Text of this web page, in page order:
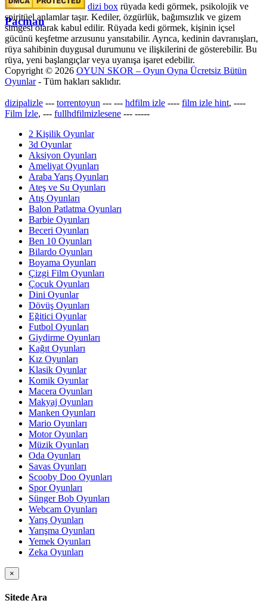
Pacman
dizi box rüyada kedi görmek​, psikolojik ve
spiritüel anlamlar taşır. Kediler, özgürlük, bağımsızlık ve gizem
simgesi olarak kabul edilir. Rüyada kedi görmek, kişinin içsel
gücünü keşfetme arzusunu yansıtabilir. Ayrıca, kedinin davranışları,
rüya sahibinin duygusal durumunu ve ilişkilerini de gösterebilir. Bu
rüya, yeni başlangıçlar veya uyanışa işaret edebilir.
Copyright © 2026 OYUN SKOR – Oyun Oyna Ücretsiz Bütün
Oyunlar- Tüm hakları saklıdır.
dizipalizle --- torrentoyun --- --- hdfilm izle ---- film izle hint, ----
Film İzle, --- fullhdfilmizlesene --- -----
2 Kişilik Oyunlar
3d Oyunlar
Aksiyon Oyunları
Ameliyat Oyunları
Araba Yarış Oyunları
Ateş ve Su Oyunları
Atış Oyunları
Balon Patlatma Oyunları
Barbie Oyunları
Beceri Oyunları
Ben 10 Oyunları
Bilardo Oyunları
Boyama Oyunları
Çizgi Film Oyunları
Çocuk Oyunları
Dini Oyunlar
Dövüş Oyunları
Eğitici Oyunlar
Futbol Oyunları
Giydirme Oyunları
Kağıt Oyunları
Kız Oyunları
Klasik Oyunlar
Komik Oyunlar
Macera Oyunları
Makyaj Oyunları
Manken Oyunları
Mario Oyunları
Motor Oyunları
Müzik Oyunları
Oda Oyunları
Savas Oyunları
Scooby Doo Oyunları
Spor Oyunları
Sünger Bob Oyunları
Webcam Oyunları
Yarış Oyunları
Yarışma Oyunları
Yemek Oyunları
Zeka Oyunları
×
Sitede Ara